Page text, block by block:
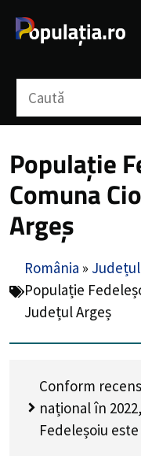
Populație
Comuna
Argeș
România »
Populație
Județul Argeș
Conform
național în
Fedeleșoiu